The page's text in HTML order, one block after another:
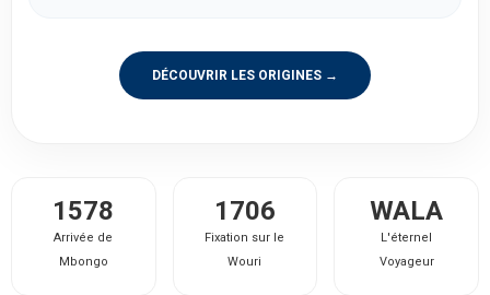
DÉCOUVRIR LES ORIGINES →
1578
Arrivée de
Mbongo
1706
Fixation sur le
Wouri
WALA
L'éternel
Voyageur